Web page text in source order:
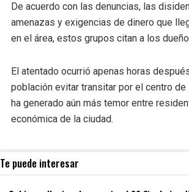
De acuerdo con las denuncias, las
amenazas y exigencias de dinero que
en el área, estos grupos citan a los
El atentado ocurrió apenas horas
población evitar transitar por el centro
ha generado aún más temor entre
económica de la ciudad.
Te puede interesar